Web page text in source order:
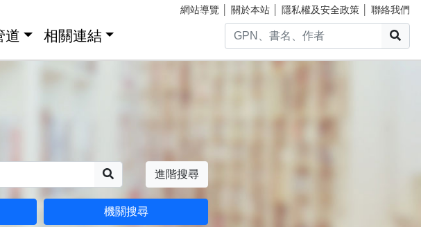
網站導覽 關於本站 隱私權及安全政策 聯絡我們
道 相關連結
進階搜尋
機關搜尋